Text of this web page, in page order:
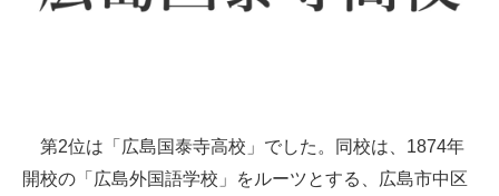
第2位は「広島国泰寺高校」でした。同校は、1874年
開校の「広島外国語学校」をルーツとする、広島市中区